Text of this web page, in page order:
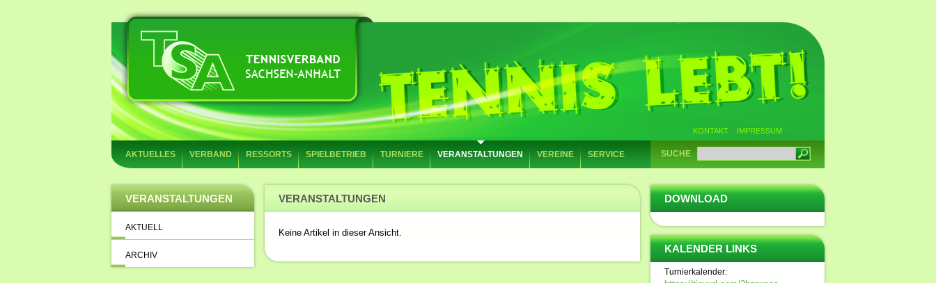
KONTAKT IMPRESSUM
AKTUELLES VERBAND RESSORTS SPIELBETRIEB TURNIERE VERANSTALTUNGEN VEREINE SERVICE SUCHE
VERANSTALTUNGEN
AKTUELL
ARCHIV
VERANSTALTUNGEN
Keine Artikel in dieser Ansicht.
DOWNLOAD
KALENDER LINKS
Turnierkalender: